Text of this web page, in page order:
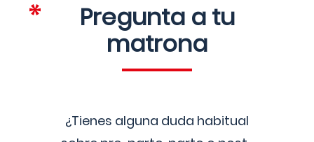
Pregunta a tu
matrona
¿Tienes alguna duda habitual